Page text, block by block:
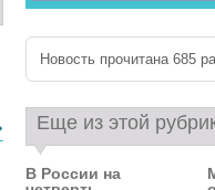
Новость прочитана 685
Еще из этой
В России на